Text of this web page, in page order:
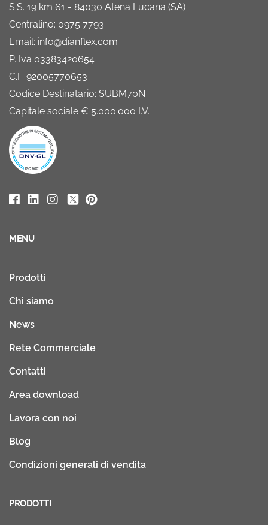
S.S. 19 km 61 - 84030 Atena Lucana (SA)
Centralino: 0975 7793
Email: info@dianflex.com
P. Iva 03383420654
C.F. 92005770653
Codice Destinatario: SUBM70N
Capitale sociale € 5.000.000 I.V.
MENU
Prodotti
Chi siamo
News
Rete Commerciale
Contatti
Area download
Lavora con noi
Blog
Condizioni generali di vendita
PRODOTTI